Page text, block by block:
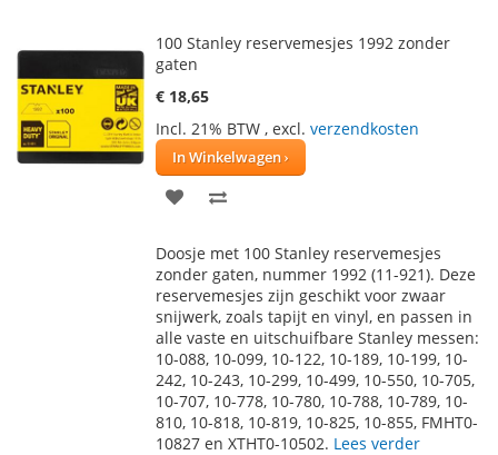
100 Stanley reservemesjes 1992 zonder
gaten
€ 18,65
Incl. 21% BTW , excl. verzendkosten
In Winkelwagen
VOEG
AAN
VERLANGLIJST
TE
VERGELIJKEN
Doosje met 100 Stanley reservemesjes
zonder gaten, nummer 1992 (11-921). Deze
reservemesjes zijn geschikt voor zwaar
snijwerk, zoals tapijt en vinyl, en passen in
alle vaste en uitschuifbare Stanley messen:
10-088, 10-099, 10-122, 10-189, 10-199, 10-
242, 10-243, 10-299, 10-499, 10-550, 10-705,
10-707, 10-778, 10-780, 10-788, 10-789, 10-
810, 10-818, 10-819, 10-825, 10-855, FMHT0-
10827 en XTHT0-10502. Lees verder